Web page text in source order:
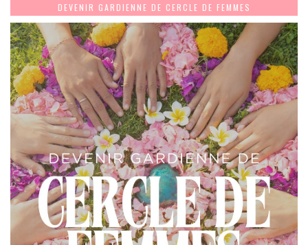
DEVENIR GARDIENNE DE CERCLE DE FEMMES